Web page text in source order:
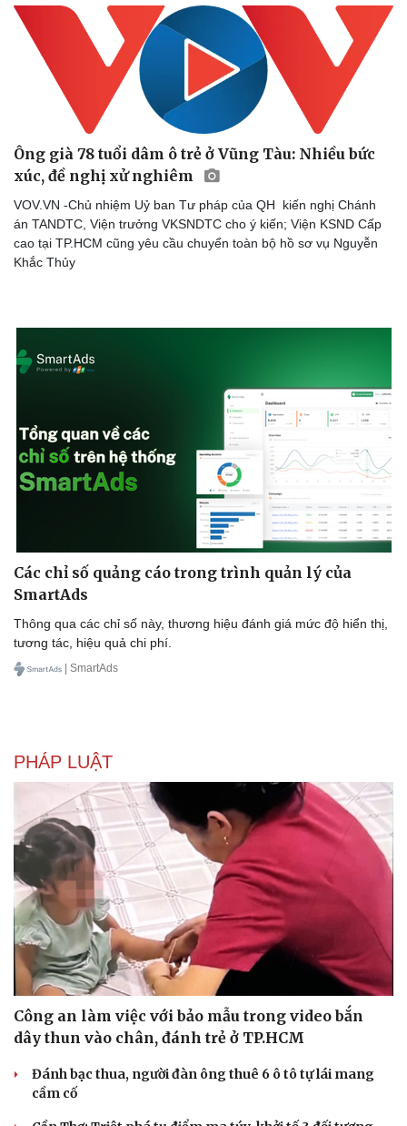
Văn hóa
Sân khấu - Điện ảnh
Âm nhạc
Di sản
Giải trí
Sao Việt
Ông già 78 tuổi dâm ô trẻ ở Vũng Tàu: Nhiều bức
xúc, đề nghị xử nghiêm
VOV.VN -Chủ nhiệm Uỷ ban Tư pháp của QH kiến nghị Chánh
án TANDTC, Viện trưởng VKSNDTC cho ý kiến; Viện KSND Cấp
cao tại TP.HCM cũng yêu cầu chuyển toàn bộ hồ sơ vụ Nguyễn
Khắc Thủy
Các chỉ số quảng cáo trong trình quản lý của
SmartAds
Thông qua các chỉ số này, thương hiệu đánh giá mức độ hiển thị,
tương tác, hiệu quả chi phí.
| SmartAds
PHÁP LUẬT
Công an làm việc với bảo mẫu trong video bắn
dây thun vào chân, đánh trẻ ở TP.HCM
Đánh bạc thua, người đàn ông thuê 6 ô tô tự lái mang
cầm cố